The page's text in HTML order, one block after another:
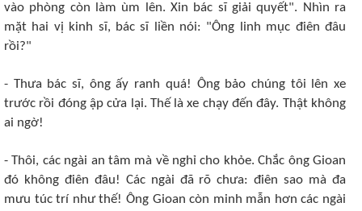
vào phòng còn làm ùm lên. Xin bác sĩ giải quyết". Nhìn ra
mặt hai vị kinh sĩ, bác sĩ liền nói: "Ông linh mục điên đâu
rồi?"
- Thưa bác sĩ, ông ấy ranh quá! Ông bảo chúng tôi lên xe
trước rồi đóng ập cửa lại. Thế là xe chạy đến đây. Thật không
ai ngờ!
- Thôi, các ngài an tâm mà về nghỉ cho khỏe. Chắc ông Gioan
đó không điên đâu! Các ngài đã rõ chưa: điên sao mà đa
mưu túc trí như thế! Ông Gioan còn minh mẫn hơn các ngài